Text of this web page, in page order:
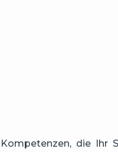
die Ihr